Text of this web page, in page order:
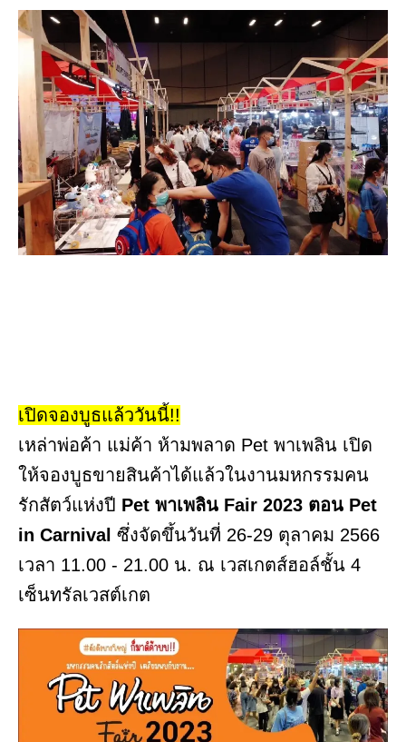
เปิดจองบูธแล้ววันนี้!!
เหล่าพ่อค้า แม่ค้า ห้ามพลาด Pet พาเพลิน เปิด
ให้จองบูธขายสินค้าได้แล้วในงานมหกรรมคน
รักสัตว์แห่งปี Pet พาเพลิน Fair 2023 ตอน Pet
in Carnival ซึ่งจัดขึ้นวันที่ 26-29 ตุลาคม 2566
เวลา 11.00 - 21.00 น. ณ เวสเกตส์ฮอล์ชั้น 4
เซ็นทรัลเวสต์เกต